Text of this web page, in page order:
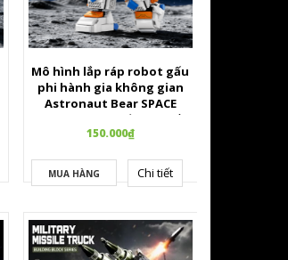
Mô hình lắp ráp robot gấu
phi hành gia không gian
Astronaut Bear SPACE
Series Bộ lego xếp hình lắp
ghép khoa học viễn tưởng
150.000₫
MUA HÀNG Chi tiết